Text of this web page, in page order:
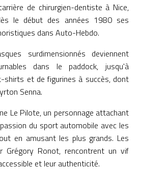
de chirurgien-dentiste à Nice,
le début des années 1980 ses
dans Auto-Hebdo.
surdimensionnés deviennent
dans le paddock, jusqu'à
shirts et de figurines à succès, dont
Senna.
Le Pilote, un personnage attachant
du sport automobile avec les
en amusant les plus grands. Les
Grégory Ronot, rencontrent un vif
et leur authenticité.